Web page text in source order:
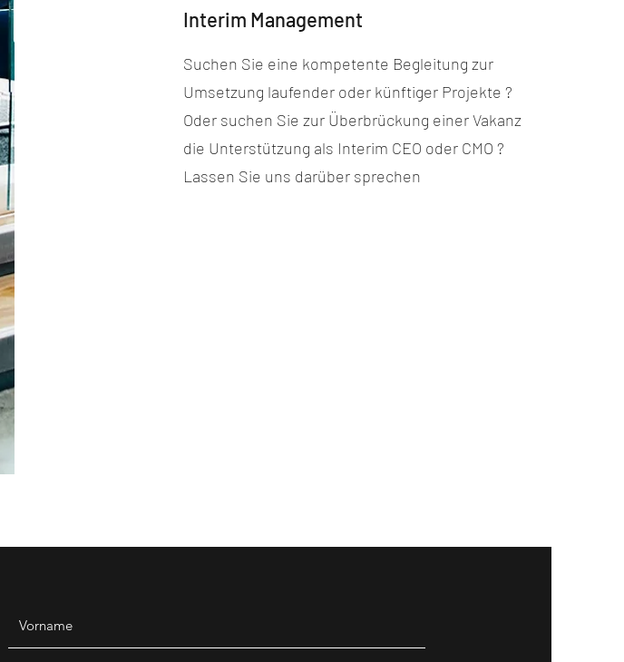
Interim Management
Suchen Sie eine kompetente Begleitung zur
Umsetzung laufender oder künftiger Projekte ?
Oder suchen Sie zur Überbrückung einer Vakanz
die Unterstützung als Interim CEO oder CMO ?
Lassen Sie uns darüber sprechen